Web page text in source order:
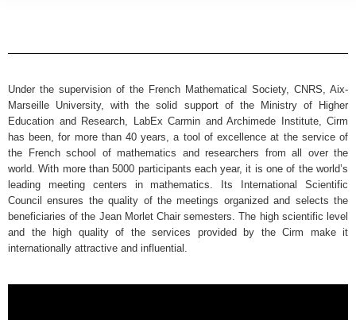
Under the supervision of the French Mathematical Society, CNRS, Aix-
Marseille University, with the solid support of the Ministry of Higher
Education and Research, LabEx Carmin and Archimede Institute, Cirm
has been, for more than 40 years, a tool of excellence at the service of
the French school of mathematics and researchers from all over the
world. With more than 5000 participants each year, it is one of the world’s
leading meeting centers in mathematics. Its International Scientific
Council ensures the quality of the meetings organized and selects the
beneficiaries of the Jean Morlet Chair semesters. The high scientific level
and the high quality of the services provided by the Cirm make it
internationally attractive and influential.